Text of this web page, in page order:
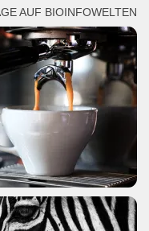
AUF BIOINFOWELTEN